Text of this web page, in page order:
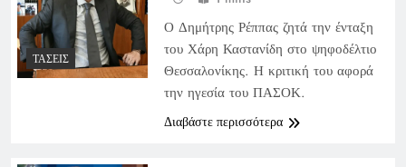
ΤΆΣΕΙΣ
Ο Δημήτρης Ρέππας ζητά την ένταξη
του Χάρη Καστανίδη στο ψηφοδέλτιο
Θεσσαλονίκης. Η κριτική του αφορά
την ηγεσία του ΠΑΣΟΚ.
Διαβάστε περισσότερα